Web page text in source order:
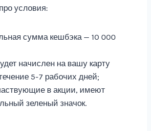
условия:
сумма кешбэка — 10 000
начислен на вашу карту
5-7 рабочих дней;
в акции, имеют
зеленый значок.